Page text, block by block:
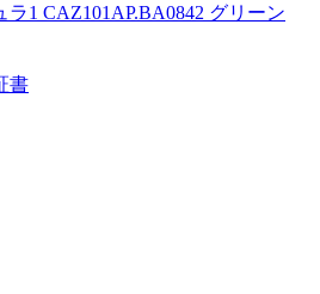
1 CAZ101AP.BA0842 グリーン
書